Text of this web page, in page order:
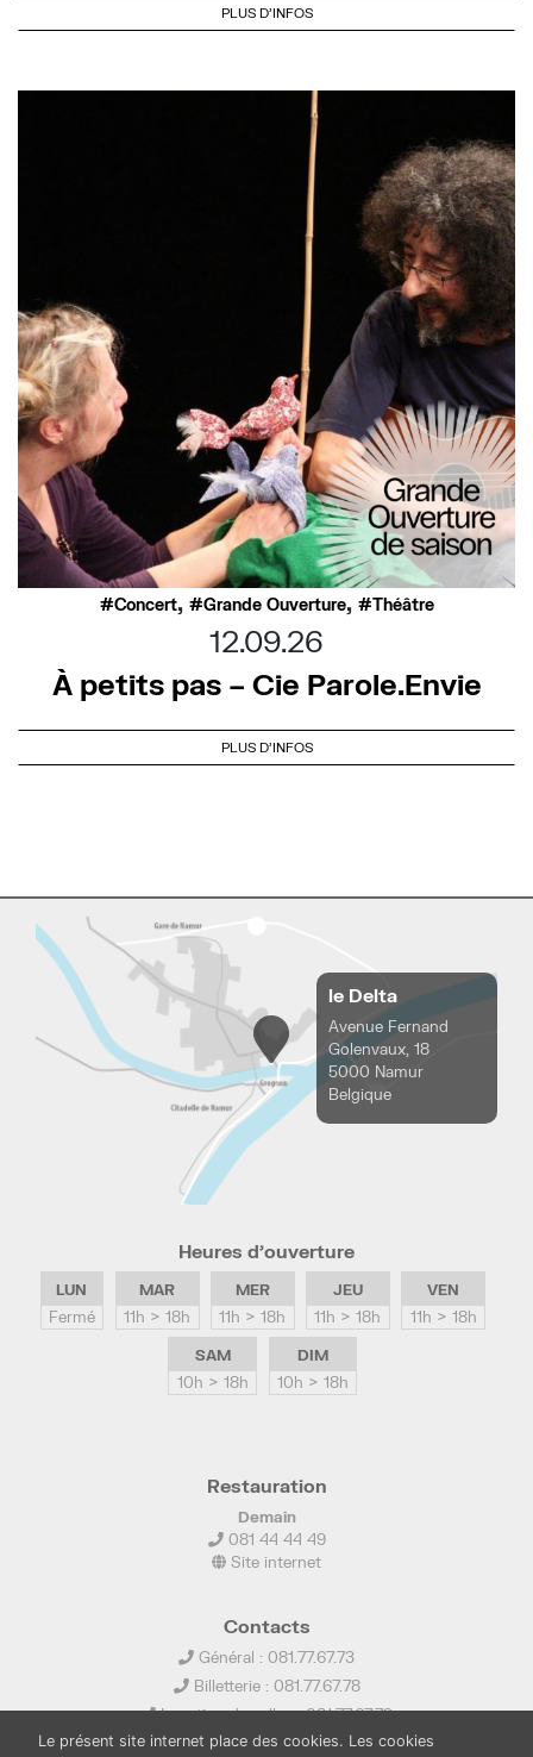
PLUS D'INFOS
Concert, Grande Ouverture, Théâtre
12.09.26
À petits pas – Cie Parole.Envie
PLUS D'INFOS
le Delta
Avenue Fernand
Golenvaux, 18
5000 Namur
Belgique
Heures d’ouverture
LUN
Fermé
MAR
11h > 18h
MER
11h > 18h
JEU
11h > 18h
VEN
11h > 18h
SAM
10h > 18h
DIM
10h > 18h
Restauration
Demain
081 44 44 49
Site internet
Contacts
Général : 081.77.67.73
Billetterie : 081.77.67.78
Location de salles : 081.77.67.79
info@ledelta.be
Le présent site internet place des cookies. Les cookies